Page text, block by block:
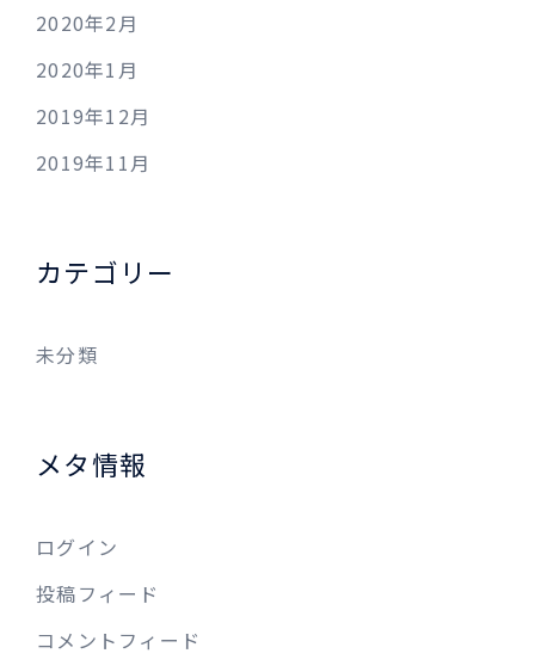
2020年2月
2020年1月
2019年12月
2019年11月
カテゴリー
未分類
メタ情報
ログイン
投稿フィード
コメントフィード